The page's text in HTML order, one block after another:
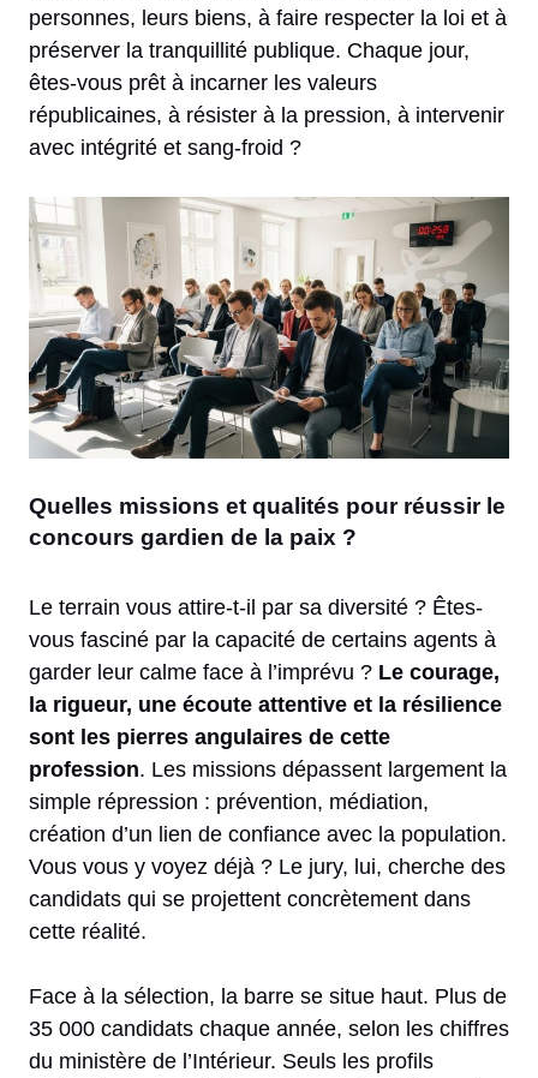
personnes, leurs biens, à faire respecter la loi et à
préserver la tranquillité publique. Chaque jour,
êtes-vous prêt à incarner les valeurs
républicaines, à résister à la pression, à intervenir
avec intégrité et sang-froid ?
Quelles missions et qualités pour réussir le
concours gardien de la paix ?
Le terrain vous attire-t-il par sa diversité ? Êtes-
vous fasciné par la capacité de certains agents à
garder leur calme face à l’imprévu ? Le courage,
la rigueur, une écoute attentive et la résilience
sont les pierres angulaires de cette
profession. Les missions dépassent largement la
simple répression : prévention, médiation,
création d’un lien de confiance avec la population.
Vous vous y voyez déjà ? Le jury, lui, cherche des
candidats qui se projettent concrètement dans
cette réalité.
Face à la sélection, la barre se situe haut. Plus de
35 000 candidats chaque année, selon les chiffres
du ministère de l’Intérieur. Seuls les profils